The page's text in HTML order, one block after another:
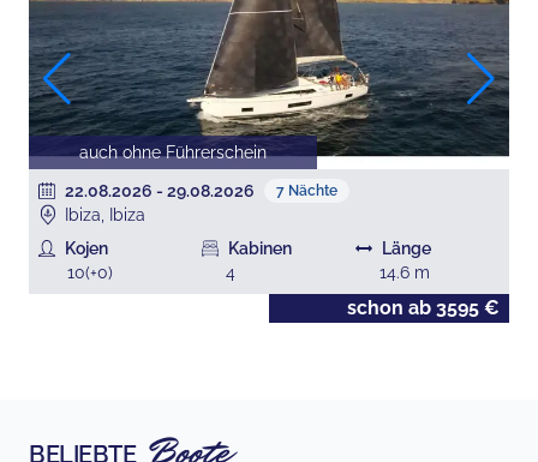
auch ohne Führerschein
22.08.2026 - 29.08.2026 7 Nächte
Ibiza, Ibiza
Kojen
10(+0)
Kabinen
4
Länge
14.6 m
schon ab 3595 €
BELIEBTE